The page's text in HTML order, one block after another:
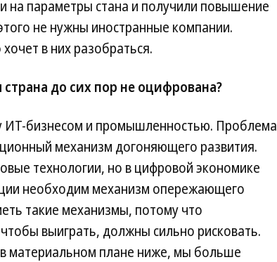
на параметры стана и получили повышение
не нужны иностранные компании.
в них разобраться.
до сих пор не оцифрована?
ИТ-бизнесом и промышленностью. Проблема
механизм догоняющего развития.
технологии, но в цифровой экономике
необходим механизм опережающего
такие механизмы, потому что
выиграть, должны сильно рисковать.
материальном плане ниже, мы больше